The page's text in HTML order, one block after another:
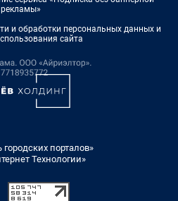
рекламы»
и обработки персональных данных и
сайта
порталов»
Технологии»